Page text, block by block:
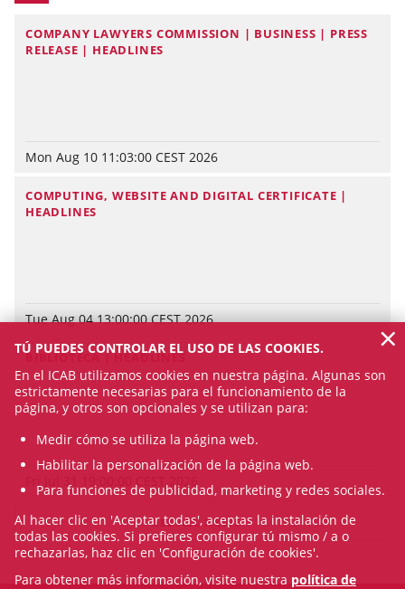
COMPANY LAWYERS COMMISSION | BUSINESS | PRESS
RELEASE | HEADLINES
Mon Aug 10 11:03:00 CEST 2026
COMPUTING, WEBSITE AND DIGITAL CERTIFICATE |
HEADLINES
Tue Aug 04 13:00:00 CEST 2026
BIBLIOTECA | HEADLINES
Fri Jul 31 19:00:00 CEST 2026
SEE ALL NEWS
TÚ PUEDES CONTROLAR EL USO DE LAS COOKIES.
En el ICAB utilizamos cookies en nuestra página. Algunas son
estrictamente necesarias para el funcionamiento de la
página, y otros son opcionales y se utilizan para:
Medir cómo se utiliza la página web.
Habilitar la personalización de la página web.
Para funciones de publicidad, marketing y redes sociales.
Al hacer clic en 'Aceptar todas', aceptas la instalación de
todas las cookies. Si prefieres configurar tú mismo / a o
rechazarlas, haz clic en 'Configuración de cookies'.
Para obtener más información, visite nuestra política de
×